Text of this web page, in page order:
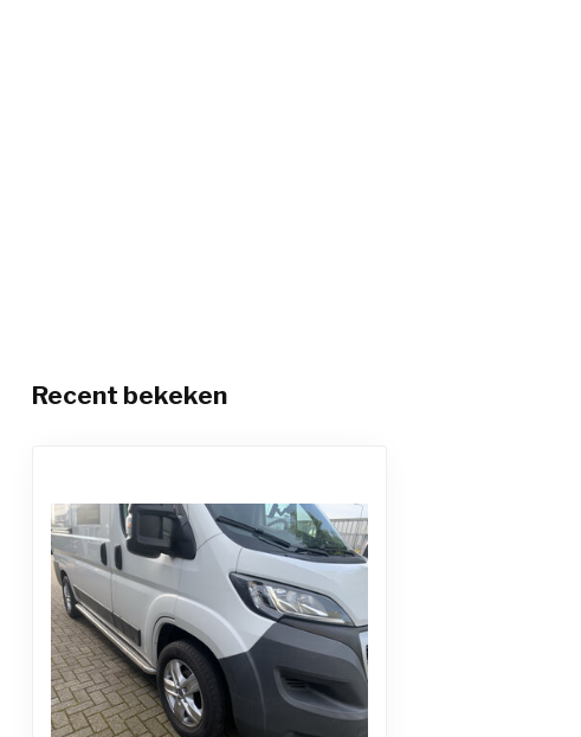
Recent bekeken